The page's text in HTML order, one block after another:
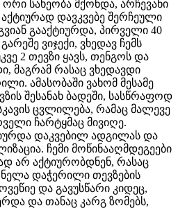
სახეობა მქონდა, არჩევანი
დავკვებე შერჩეული
გააქტიურდა, პირველი 40
ვიჯექი, ვხედავ ჩემს
2 თევზი ყავს, თენგოს და
მაგრამ რასაც ვხედავდი
ამასობაში ვახომ მესამე
შესანახ ბადეში, სასწრაფოდ
ცვლილება, რამაც მალევე
ჩარტყმაც მივიღე.
დაკვებილ ადგილას და
ჩემი მოწინააღმდეგეები
არ აქტიურობდნენ, რასაც
ნელა დაჭერილი თევზების
და გავუსწარი კიდეც,
და თანაც კარგ ზომებს,